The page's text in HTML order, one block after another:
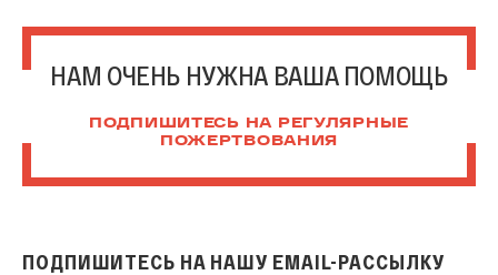
НАМ ОЧЕНЬ НУЖНА ВАША ПОМОЩЬ
ПОДПИШИТЕСЬ НА РЕГУЛЯРНЫЕ
ПОЖЕРТВОВАНИЯ
ПОДПИШИТЕСЬ НА НАШУ EMAIL-РАССЫЛКУ